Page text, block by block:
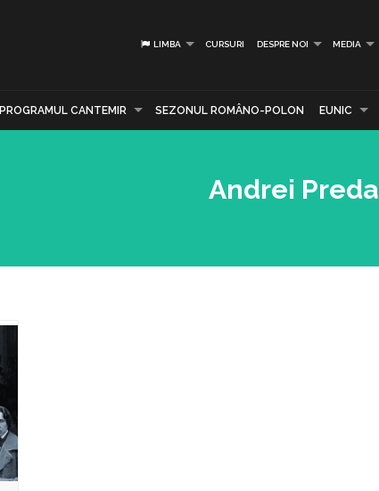
LIMBA CURSURI DESPRE NOI MEDIA
PROGRAMUL CANTEMIR SEZONUL ROMÂNO-POLON EUNIC
Andrei Preda